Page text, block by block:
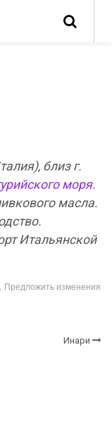
близ г.
моря.
масла.
Итальянской
Предложить изменения
Инари